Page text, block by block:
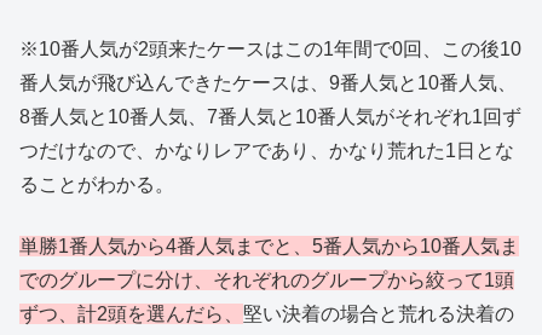
※10番人気が2頭来たケースはこの1年間で0回、この後10
番人気が飛び込んできたケースは、9番人気と10番人気、
8番人気と10番人気、7番人気と10番人気がそれぞれ1回ず
つだけなので、かなりレアであり、かなり荒れた1日とな
ることがわかる。
単勝1番人気から4番人気までと、5番人気から10番人気ま
でのグループに分け、それぞれのグループから絞って1頭
ずつ、計2頭を選んだら、 堅い決着の場合と荒れる決着の